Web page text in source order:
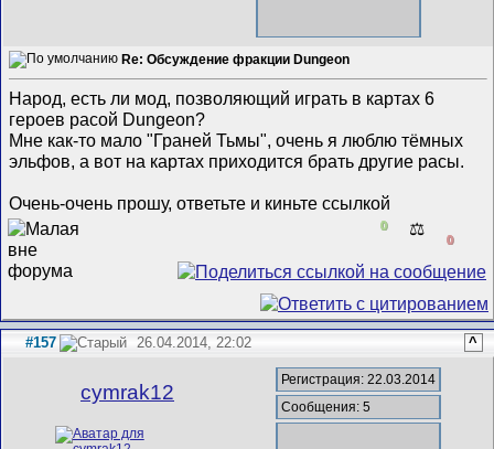
Re: Обсуждение фракции Dungeon
Народ, есть ли мод, позволяющий играть в картах 6
героев расой Dungeon?
Мне как-то мало "Граней Тьмы", очень я люблю тёмных
эльфов, а вот на картах приходится брать другие расы.
Очень-очень прошу, ответьте и киньте ссылкой
0 ⚖️
0
#157 26.04.2014, 22:02 ^
cymrak12
Регистрация: 22.03.2014
Сообщения: 5